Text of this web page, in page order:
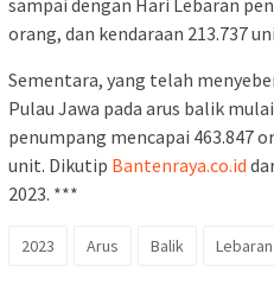
orang, dan kendaraan 213.737
Sementara, yang telah
Pulau Jawa pada arus balik
penumpang mencapai 463.847
unit. Dikutip Bantenraya.co.id
2023. ***
2023 Arus Balik Lebaran